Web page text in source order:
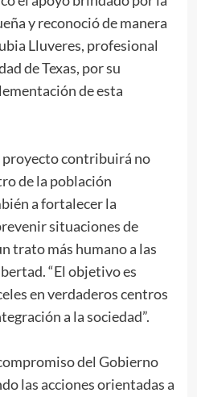
y reconoció de manera
Lluveres, profesional
de Texas, por su
de esta
contribuirá no
de la población
a fortalecer la
situaciones de
trato más humano a las
“El objetivo es
en verdaderos centros
a la sociedad”.
del Gobierno
las acciones orientadas a